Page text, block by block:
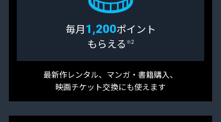
毎月 1,200ポイント
もらえる ※2
最新作レンタル、マンガ・書籍購入、
映画チケット交換にも使えます